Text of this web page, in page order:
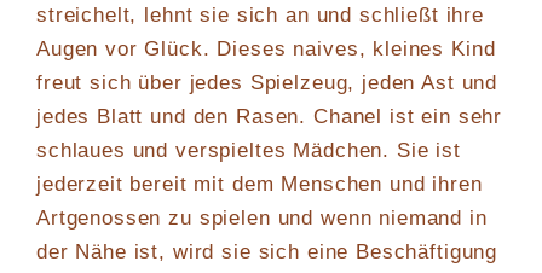
streichelt, lehnt sie sich an und schließt ihre
Augen vor Glück. Dieses naives, kleines Kind
freut sich über jedes Spielzeug, jeden Ast und
jedes Blatt und den Rasen. Chanel ist ein sehr
schlaues und verspieltes Mädchen. Sie ist
jederzeit bereit mit dem Menschen und ihren
Artgenossen zu spielen und wenn niemand in
der Nähe ist, wird sie sich eine Beschäftigung